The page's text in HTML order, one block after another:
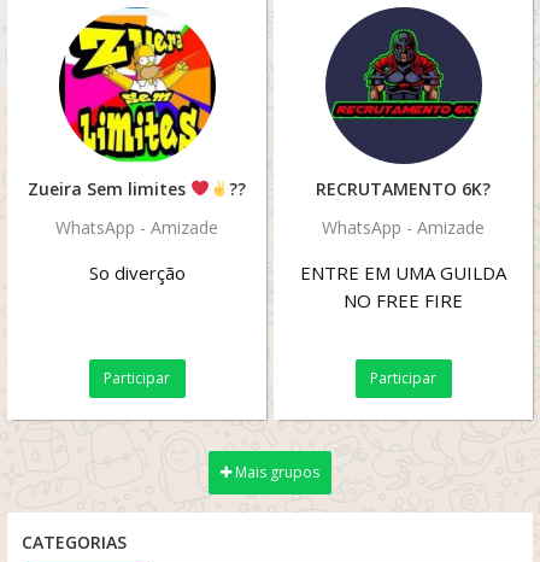
Zueira Sem limites
??
WhatsApp - Amizade
So diverção
Participar
RECRUTAMENTO 6K?
WhatsApp - Amizade
ENTRE EM UMA GUILDA
NO FREE FIRE
Participar
Mais grupos
CATEGORIAS